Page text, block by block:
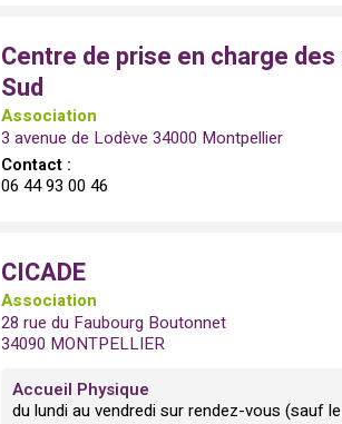
Centre de prise en charge
Sud
Association
3 avenue de Lodève 34000 Montpellier
Contact :
06 44 93 00 46
CICADE
Association
28 rue du Faubourg Boutonnet
34090 MONTPELLIER
Accueil Physique
du lundi au vendredi sur rendez-vous (sauf